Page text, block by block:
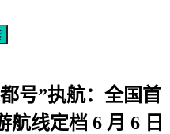
号”执航：全国首
线定档 6 月 6 日